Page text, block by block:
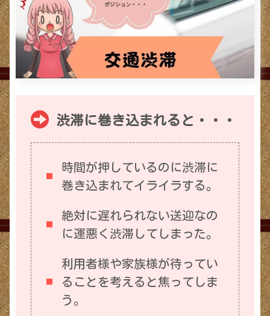
渋滞に巻き込まれると・・・
時間が押しているのに渋滞に
巻き込まれてイライラする。
絶対に遅れられない送迎なの
に運悪く渋滞してしまった。
利用者様や家族様が待ってい
ることを考えると焦ってしま
う。